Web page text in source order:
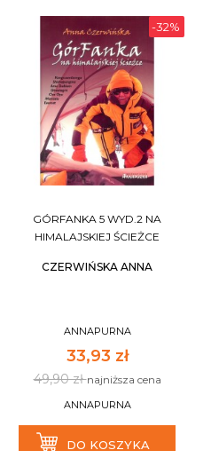
-32%
GÓRFANKA 5 WYD.2 NA
HIMALAJSKIEJ ŚCIEŻCE
CZERWIŃSKA ANNA
ANNAPURNA
33,93 zł
49,90 złnajniższa cena
ANNAPURNA
DO KOSZYKA